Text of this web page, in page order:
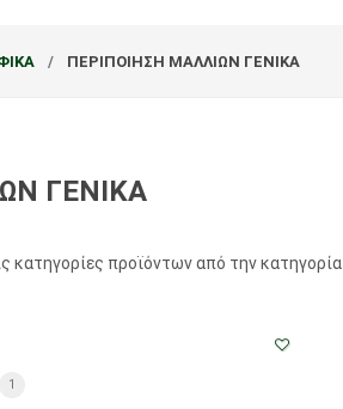
ΠΕΡΙΠΟΙΗΣΗ ΜΑΛΛΙΩΝ ΓΕΝΙΚΑ
ΓΕΝΙΚΑ
κατηγορίες προϊόντων από την κατηγορία
1